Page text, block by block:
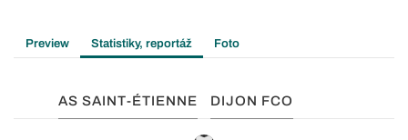
Preview Statistiky, reportáž Foto
AS SAINT-ÉTIENNE DIJON FCO